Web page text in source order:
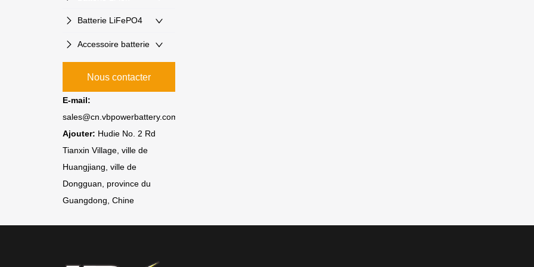
Batterie LiFePO4
Accessoire batterie
Nous contacter
E-mail:
sales@cn.vbpowerbattery.com
Ajouter: Hudie No. 2 Rd
Tianxin Village, ville de
Huangjiang, ville de
Dongguan, province du
Guangdong, Chine